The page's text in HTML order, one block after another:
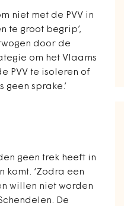
niet met de PVV in
te groot begrip’,
door de
om het Vlaams
PVV te isoleren of
sprake.’
geen trek heeft in
komt. ‘Zodra een
willen niet worden
De